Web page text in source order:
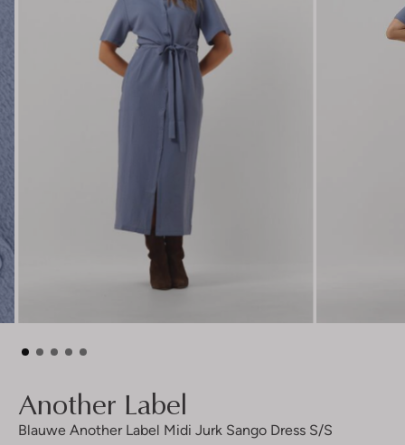
Another Label
Blauwe Another Label Midi Jurk Sango Dress S/s